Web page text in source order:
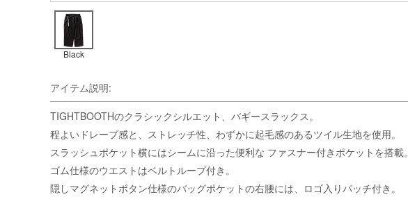
Black
アイテム説明:
TIGHTBOOTHのクラシックシルエット、バギースラックス。
程よいドレープ感と、ストレッチ性、わずかに起毛感のあるツイル生地を使用。
スラッシュポケット横にはシームに沿った便利な ファスナー付きポケットを搭載。
ゴム仕様のウエストはベルトループ付き。
隠しマグネットボタン仕様のバッグポケットの右腰には、ロゴ入りパッチ付き。